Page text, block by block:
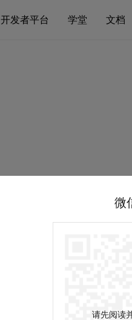
开发者平台 学堂 文档
微
请先阅读